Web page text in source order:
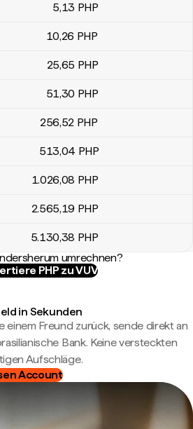
5,13 PHP
10,26 PHP
25,65 PHP
51,30 PHP
256,52 PHP
513,04 PHP
1.026,08 PHP
2.565,19 PHP
5.130,38 PHP
umrechnen?
PHP zu VUV
in Sekunden
einem Freund zurück, sende direkt an
Bank. Keine versteckten
Aufschläge.
Account